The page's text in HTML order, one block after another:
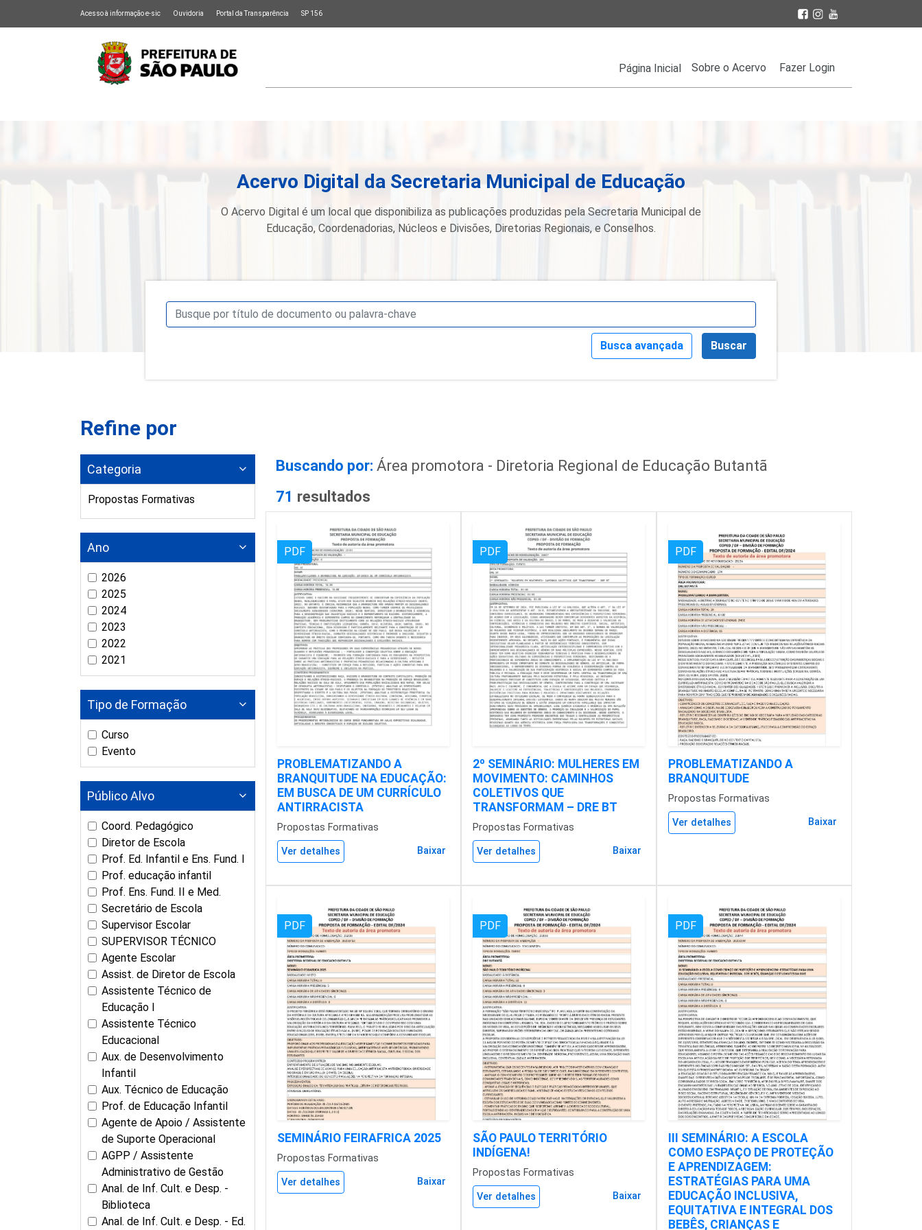
Acesso à informação e-sic Ouvidoria Portal da Transparência SP 156
Página Inicial Sobre o Acervo Fazer Login
Acervo Digital da Secretaria Municipal de Educação
O Acervo Digital é um local que disponibiliza as publicações produzidas pela Secretaria Municipal de
Educação, Coordenadorias, Núcleos e Divisões, Diretorias Regionais, e Conselhos.
Busca avançada Buscar
Refine por
Categoria
Propostas Formativas
Ano
2026
2025
2024
2023
2022
2021
Tipo de Formação
Curso
Evento
Público Alvo
Coord. Pedagógico
Diretor de Escola
Prof. Ed. Infantil e Ens. Fund. I
Prof. educação infantil
Prof. Ens. Fund. II e Med.
Secretário de Escola
Supervisor Escolar
SUPERVISOR TÉCNICO
Agente Escolar
Assist. de Diretor de Escola
Assistente Técnico de
Educação I
Assistente Técnico
Educacional
Aux. de Desenvolvimento
Infantil
Aux. Técnico de Educação
Prof. de Educação Infantil
Agente de Apoio / Assistente
de Suporte Operacional
AGPP / Assistente
Administrativo de Gestão
Anal. de Inf. Cult. e Desp. -
Biblioteca
Anal. de Inf. Cult. e Desp. - Ed.
Buscando por: Área promotora - Diretoria Regional de Educação Butantã
71 resultados
PDF
PROBLEMATIZANDO A
BRANQUITUDE NA EDUCAÇÃO:
EM BUSCA DE UM CURRÍCULO
ANTIRRACISTA
Propostas Formativas
Ver detalhes Baixar
PDF
2º SEMINÁRIO: MULHERES EM
MOVIMENTO: CAMINHOS
COLETIVOS QUE
TRANSFORMAM – DRE BT
Propostas Formativas
Ver detalhes Baixar
PDF
PROBLEMATIZANDO A
BRANQUITUDE
Propostas Formativas
Ver detalhes Baixar
PDF
SEMINÁRIO FEIRAFRICA 2025
Propostas Formativas
Ver detalhes Baixar
PDF
SÃO PAULO TERRITÓRIO
INDÍGENA!
Propostas Formativas
Ver detalhes Baixar
PDF
III SEMINÁRIO: A ESCOLA
COMO ESPAÇO DE PROTEÇÃO
E APRENDIZAGEM:
ESTRATÉGIAS PARA UMA
EDUCAÇÃO INCLUSIVA,
EQUITATIVA E INTEGRAL DOS
BEBÊS, CRIANÇAS E